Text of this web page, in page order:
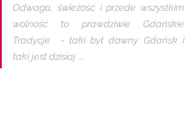
Odwaga, świeżość i przede wszystkim
wolność to prawdziwie Gdańskie
Tradycje  - taki był dawny Gdańsk i
taki jest dzisiaj ...